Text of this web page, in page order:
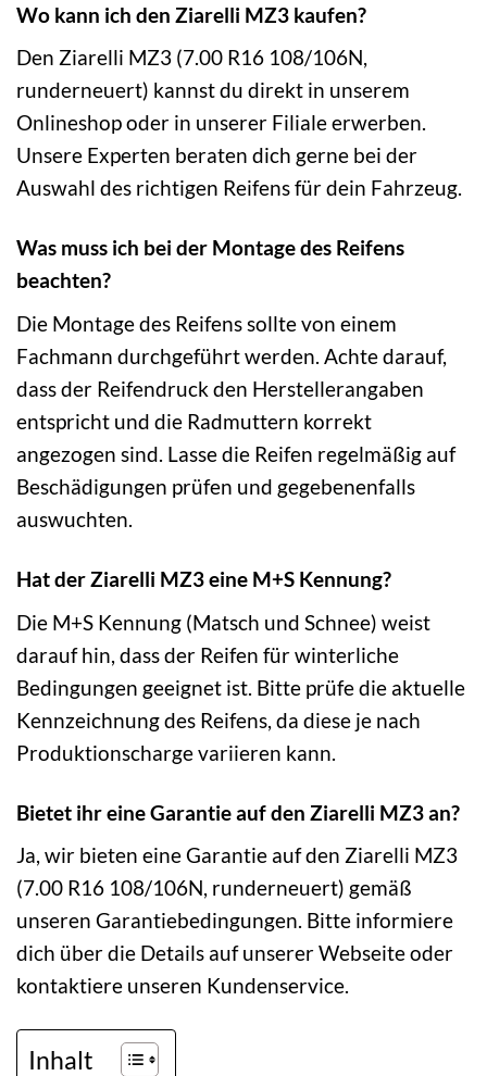
Wo kann ich den Ziarelli MZ3 kaufen?
Den Ziarelli MZ3 (7.00 R16 108/106N,
runderneuert) kannst du direkt in unserem
Onlineshop oder in unserer Filiale erwerben.
Unsere Experten beraten dich gerne bei der
Auswahl des richtigen Reifens für dein Fahrzeug.
Was muss ich bei der Montage des Reifens
beachten?
Die Montage des Reifens sollte von einem
Fachmann durchgeführt werden. Achte darauf,
dass der Reifendruck den Herstellerangaben
entspricht und die Radmuttern korrekt
angezogen sind. Lasse die Reifen regelmäßig auf
Beschädigungen prüfen und gegebenenfalls
auswuchten.
Hat der Ziarelli MZ3 eine M+S Kennung?
Die M+S Kennung (Matsch und Schnee) weist
darauf hin, dass der Reifen für winterliche
Bedingungen geeignet ist. Bitte prüfe die aktuelle
Kennzeichnung des Reifens, da diese je nach
Produktionscharge variieren kann.
Bietet ihr eine Garantie auf den Ziarelli MZ3 an?
Ja, wir bieten eine Garantie auf den Ziarelli MZ3
(7.00 R16 108/106N, runderneuert) gemäß
unseren Garantiebedingungen. Bitte informiere
dich über die Details auf unserer Webseite oder
kontaktiere unseren Kundenservice.
Inhalt